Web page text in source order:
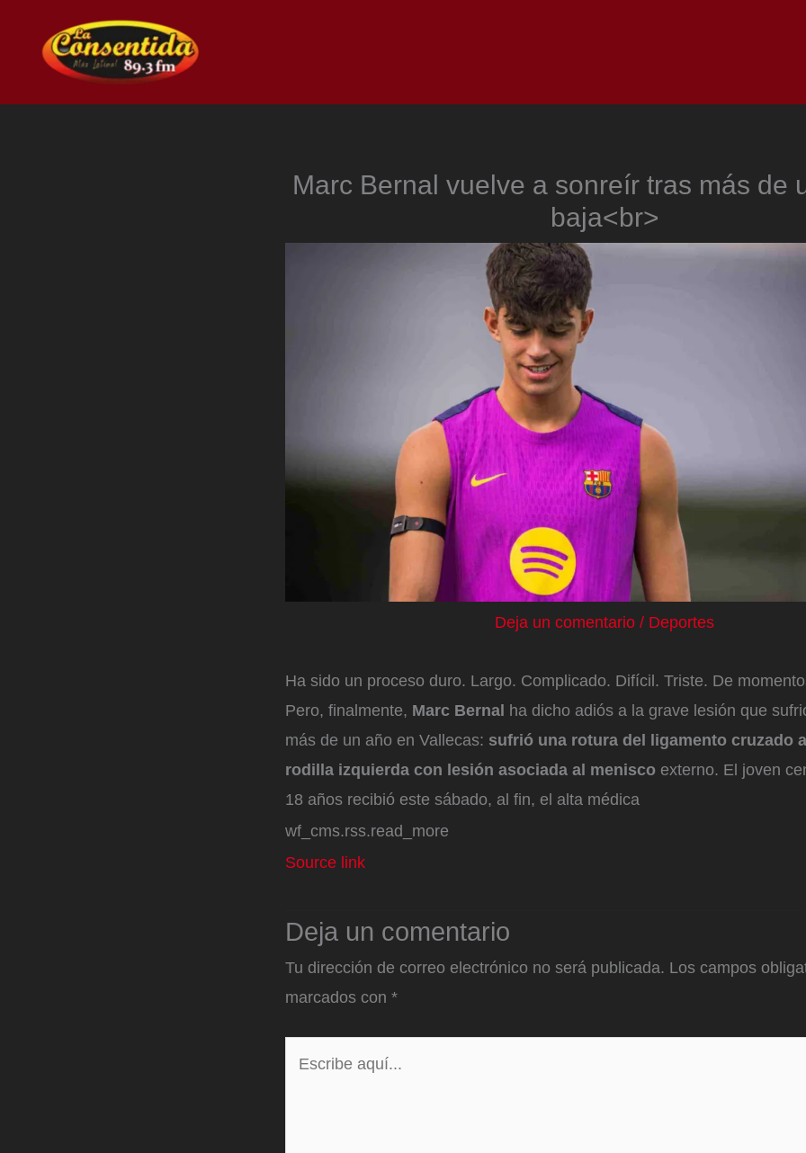
contenido
Marc Bernal vuelve a sonreír tras más de
baja<br>
Deja un comentario / Deportes
Ha sido un proceso duro. Largo. Complicado. Difícil. Triste. De
Pero, finalmente, Marc Bernal
ha dicho adiós a la grave lesión que
más de un año en Vallecas: sufrió una rotura del ligamento cruzado
rodilla izquierda con lesión asociada al menisco externo. El joven
18 años recibió este sábado, al fin, el alta médica
wf_cms.rss.read_more
Source link
Deja un comentario
Tu dirección de correo electrónico no será publicada. Los campos
marcados con *